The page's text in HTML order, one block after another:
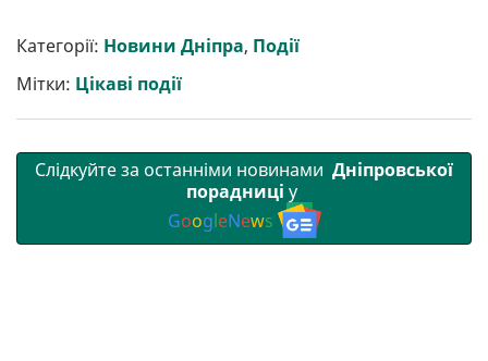
р
и
и
b
o
o
k
t
e
l g
r
s
A
r
Категорії: Новини Дніпра, Події
Мітки: Цікаві події
Слідкуйте за останніми новинами Дніпровської
порадниці у
GoogleNews